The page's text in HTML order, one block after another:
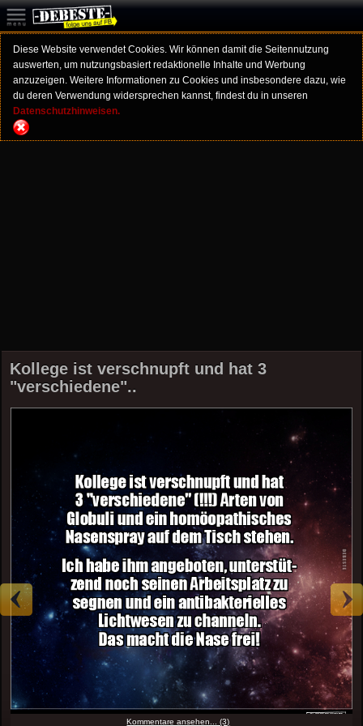
Diese Website verwendet Cookies. Wir können damit die Seitennutzung
auswerten, um nutzungsbasiert redaktionelle Inhalte und Werbung
anzuzeigen. Weitere Informationen zu Cookies und insbesondere dazu, wie
du deren Verwendung widersprechen kannst, findest du in unseren
Datenschutzhinweisen.
Kollege ist verschnupft und hat 3
"verschiedene"..
Kommentare ansehen... (3)